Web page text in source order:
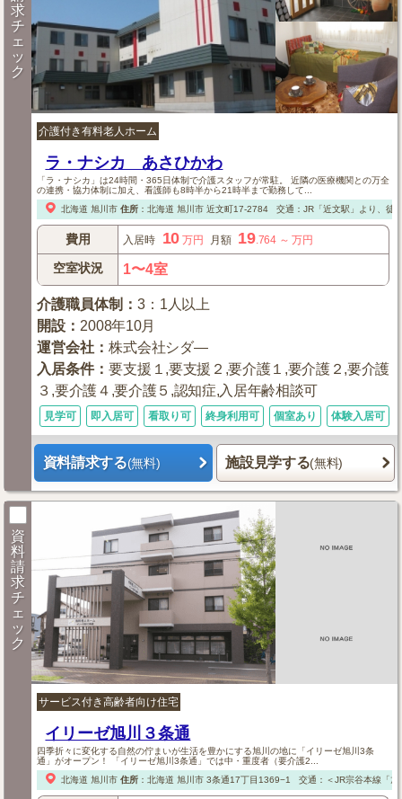
求
チ
ェ
ッ
ク
介護付き有料老人ホーム
ラ・ナシカ あさひかわ
「ラ・ナシカ」は24時間・365日体制で介護スタッフが常駐。 近隣の医療機関との万全
の連携・協力体制に加え、看護師も8時半から21時半まで勤務して...
北海道 旭川市 住所： 北海道 旭川市近文町17-2784 交通：JR「近文駅」より、徒
費用 入居時 10 万円 月額 19.764 ～万円
空室状況 1〜4室
介護職員体制 ：3：1人以上
開設 ： 2008年10月
運営会社 ：株式会社シダ—
入居条件：要支援１,要支援２,要介護１,要介護２,要介護
３,要介護４,要介護５,認知症,入居年齢相談可
見学可 即入居可 看取り可 終身利用可 個室あり 体験入居可
資料請求する(無料) 施設見学する(無料)
資
料
請
求
チ
ェ
ッ
ク
サービス付き高齢者向け住宅
イリーゼ旭川３条通
四季折々に変化する自然の佇まいが生活を豊かにする旭川の地に「イリーゼ旭川3条
通」がオープン！ 「イリーゼ旭川3条通」では中・重度者（要介護2...
北海道 旭川市 住所： 北海道 旭川市3条通17丁目1369−1 交通：＜JR宗谷本線「